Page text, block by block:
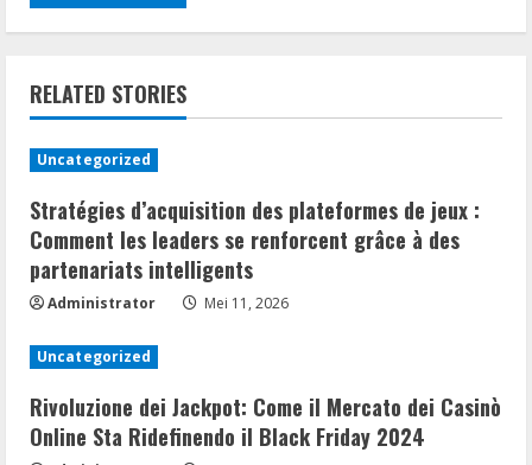
RELATED STORIES
Uncategorized
Stratégies d’acquisition des plateformes de jeux :
Comment les leaders se renforcent grâce à des
partenariats intelligents
Administrator Mei 11, 2026
Uncategorized
Rivoluzione dei Jackpot: Come il Mercato dei Casinò
Online Sta Ridefinendo il Black Friday 2024